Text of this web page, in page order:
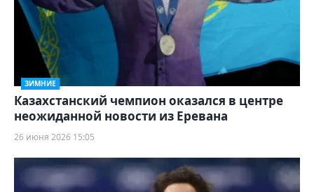
ЗИМНИЕ
Казахстанский чемпион оказался в центре
неожиданной новости из Еревана
26 июня 2026 15:05